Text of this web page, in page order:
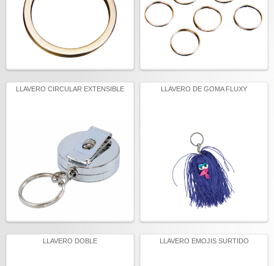
LLAVERO CIRCULAR EXTENSIBLE LLAVERO DE GOMA FLUXY
LLAVERO DOBLE LLAVERO EMOJIS SURTIDO